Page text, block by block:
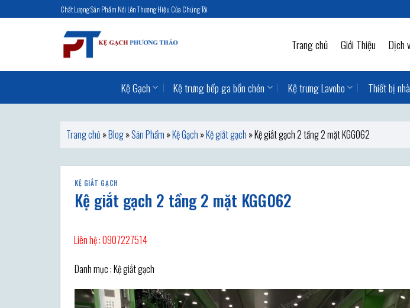
to
Chất Lượng Sản Phẩm Nói Lên Thương Hiệu Của Chúng Tôi
Trang chủ Giới Thiệu Dịch
Kệ Gạch Kệ trưng bếp ga bồn chén Kệ trưng Lavobo Thiết bị
Trang chủ »Blog»Sản Phẩm »Kệ Gạch »Kệ giắt gạch »Kệ giắt gạch 2 tầng 2 mặt KGG062
KỆ GIẮT GẠCH
Kệ giắt gạch 2 tầng 2 mặt KGG062
Liên hệ : 0907227514
Danh mục : Kệ giắt gạch